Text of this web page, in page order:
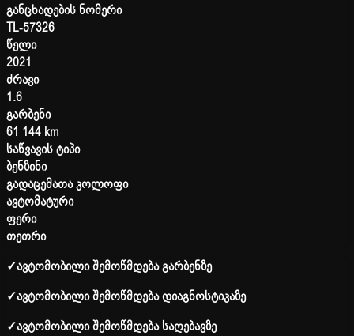
განცხადების ნომერი
TL-57326
წელი
2021
ძრავი
1.6
გარბენი
61 144 km
საწვავის ტიპი
ბენზინი
გადაცემათა კოლოფი
ავტომატური
ფერი
თეთრი
✓ავტომობილი შემოწმდება გარბენზე
✓ავტომობილი შემოწმდება დიაგნოსტიკაზე
✓ავტომობილი შემოწმდება საღებავზე